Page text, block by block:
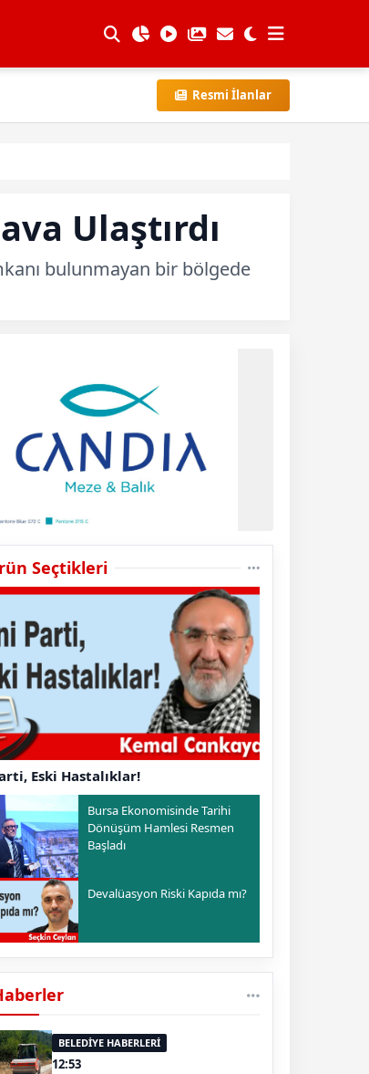
Resmi İlanlar
Ulaştırdı
bulunmayan bir bölgede
Seçtikleri
Eski Hastalıklar!
Bursa Ekonomisinde Tarihi
Dönüşüm Hamlesi Resmen
Başladı
Devalüasyon Riski Kapıda mı?
BELEDİYE HABERLERİ
12:53